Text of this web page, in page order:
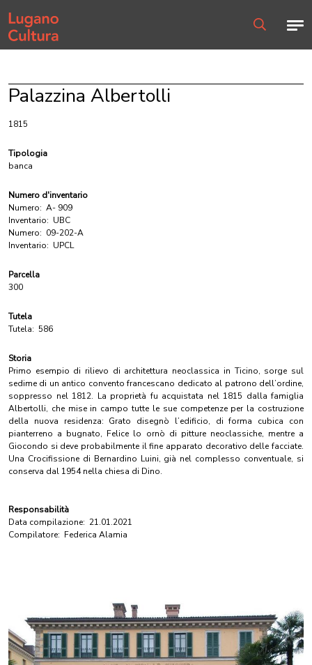
Home page
Palazzina Albertolli
1815
Tipologia
banca
Numero d'inventario
Numero: A- 909
Inventario: UBC
Numero: 09-202-A
Inventario: UPCL
Parcella
300
Tutela
Tutela: 586
Storia
Primo esempio di rilievo di architettura neoclassica in Ticino, sorge sul
sedime di un antico convento francescano dedicato al patrono dell’ordine,
soppresso nel 1812. La proprietà fu acquistata nel 1815 dalla famiglia
Albertolli, che mise in campo tutte le sue competenze per la costruzione
della nuova residenza: Grato disegnò l’edificio, di forma cubica con
pianterreno a bugnato, Felice lo ornò di pitture neoclassiche, mentre a
Giocondo si deve probabilmente il fine apparato decorativo delle facciate.
Una Crocifissione di Bernardino Luini, già nel complesso conventuale, si
conserva dal 1954 nella chiesa di Dino.
Responsabilità
Data compilazione: 21.01.2021
Compilatore: Federica Alamia